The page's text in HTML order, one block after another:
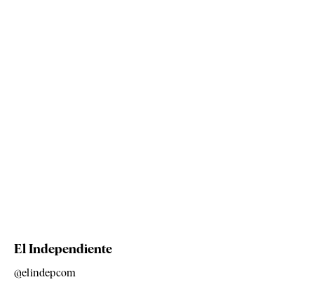
El Independiente
@elindepcom